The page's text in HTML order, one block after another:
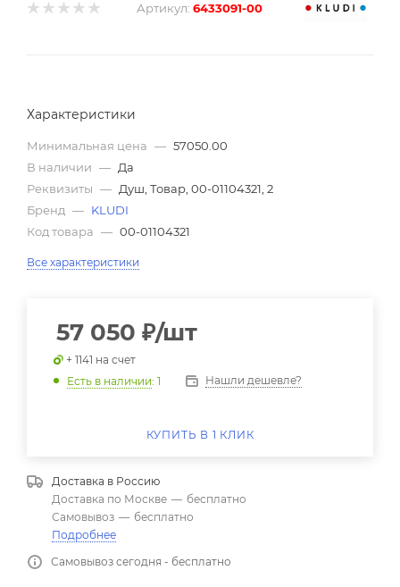
Артикул: 6433091-00
Характеристики
Минимальная цена — 57050.00
В наличии — Да
Реквизиты — Душ, Товар, 00-01104321, 2
Бренд — KLUDI
Код товара — 00-01104321
Все характеристики
57 050 ₽/шт
+ 1141 на счет
Есть в наличии: 1 Нашли дешевле?
КУПИТЬ В 1 КЛИК
Доставка в Россию
Доставка по Москве — бесплатно
Самовывоз — бесплатно
Подробнее
Самовывоз сегодня - бесплатно